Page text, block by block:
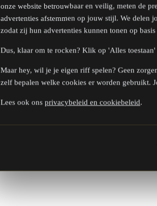
onze website betrouwbaar en veilig, meten de
advertenties afstemmen op jouw stijl. We delen
zodat zij hun advertenties kunnen tonen op
Dus, klaar om te rocken? Klik op 'Alles
Maar hey, wil je je eigen riff spelen? Geen
zelf bepalen welke cookies er worden gebruikt.
Lees ook ons privacybeleid en cookiebeleid.